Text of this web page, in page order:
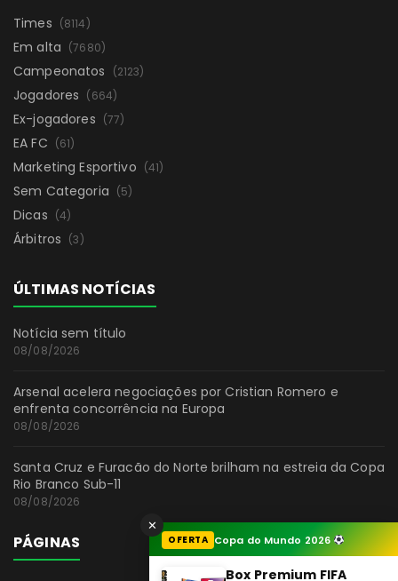
✕
OFERTA Copa do Mundo 2026
Box Premium FIFA
Times (8114)
Em alta (7680)
Campeonatos (2123)
Jogadores (664)
Ex-jogadores (77)
EA FC (61)
Marketing Esportivo (41)
Sem Categoria (5)
Dicas (4)
Árbitros (3)
ÚLTIMAS NOTÍCIAS
Notícia sem título
08/08/2026
Arsenal acelera negociações por Cristian Romero e
enfrenta concorrência na Europa
08/08/2026
Santa Cruz e Furacão do Norte brilham na estreia da Copa
Rio Branco Sub-11
08/08/2026
PÁGINAS